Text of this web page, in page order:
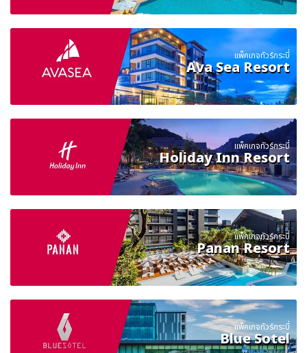
แพ็คเกจทัวร์กระบี่
Ava Sea Resort
แพ็คเกจทัวร์กระบี่
Holiday Inn Resort
แพ็คเกจทัวร์กระบี่
Panan Resort
แพ็คเกจทัวร์กระบี่
Blue Sotel